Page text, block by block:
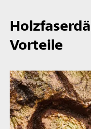
Vorteile